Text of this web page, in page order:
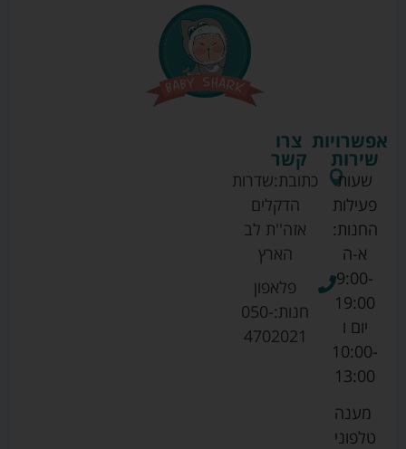
צרו
קשר
כתובת:שדרות
הדקלים
אזה''ת לב
הארץ
פלאפון
חנות:050-
4702021
אפשרויות
שירות
שעות
פעילות
החנות:
א-ה
9:00-
19:00
יום ו
10:00-
13:00
מענה
טלפוני